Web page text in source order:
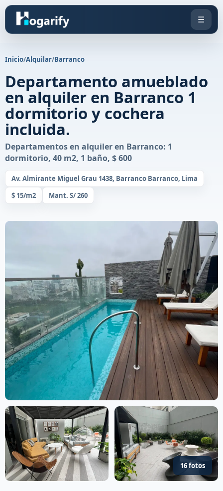
☰
Inicio/Alquilar/Barranco
Departamento amueblado
en alquiler en Barranco 1
dormitorio y cochera
incluida.
Departamentos en alquiler en Barranco: 1
dormitorio, 40 m2, 1 baño, $ 600
Av. Almirante Miguel Grau 1438, Barranco Barranco, Lima
$ 15/m2
Mant. S/ 260
16 fotos